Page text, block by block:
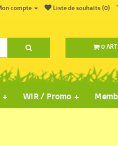
compte Liste de souhaits (0)
0
WIR / Promo